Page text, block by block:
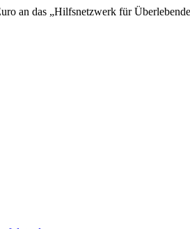
an das „Hilfsnetzwerk für